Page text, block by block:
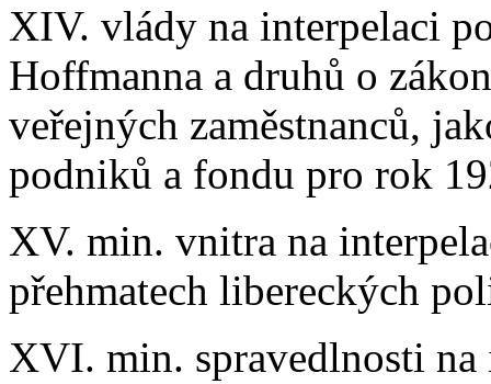
XIV. vlády na interpelaci
Hoffmanna a druhů o
veřejných zaměstnanců,
podniků a fondu pro rok
XV. min. vnitra na
přehmatech libereckých
XVI. min. spravedlnosti na